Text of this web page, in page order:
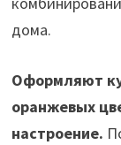
дома.
Оформляют
оранжевых
настроение.